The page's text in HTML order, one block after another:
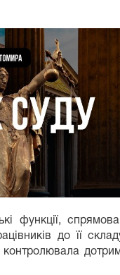
функції,
до її
контролювала